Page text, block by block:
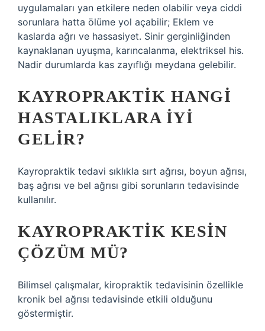
uygulamaları yan etkilere neden olabilir veya ciddi
sorunlara hatta ölüme yol açabilir; Eklem ve
kaslarda ağrı ve hassasiyet. Sinir gerginliğinden
kaynaklanan uyuşma, karıncalanma, elektriksel his.
Nadir durumlarda kas zayıflığı meydana gelebilir.
KAYROPRAKTIK HANGI
HASTALIKLARA IYI
GELIR?
Kayropraktik tedavi sıklıkla sırt ağrısı, boyun ağrısı,
baş ağrısı ve bel ağrısı gibi sorunların tedavisinde
kullanılır.
KAYROPRAKTIK KESIN
ÇÖZÜM MÜ?
Bilimsel çalışmalar, kiropraktik tedavisinin özellikle
kronik bel ağrısı tedavisinde etkili olduğunu
göstermiştir.